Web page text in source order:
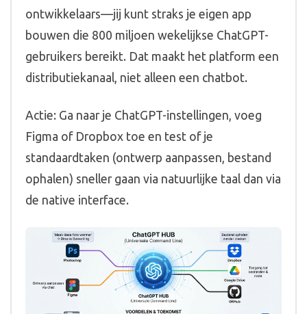
ontwikkelaars—jij kunt straks je eigen app
bouwen die 800 miljoen wekelijkse ChatGPT-
gebruikers bereikt. Dat maakt het platform een
distributiekanaal, niet alleen een chatbot.
Actie: Ga naar je ChatGPT-instellingen, voeg
Figma of Dropbox toe en test of je
standaardtaken (ontwerp aanpassen, bestand
ophalen) sneller gaan via natuurlijke taal dan via
de native interface.